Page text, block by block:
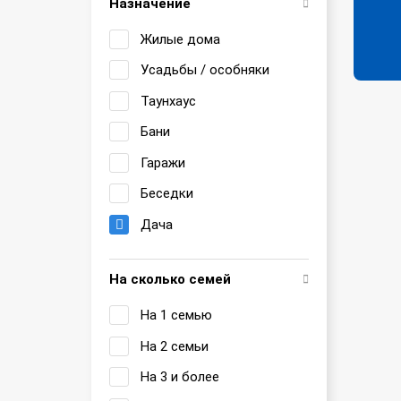
Жилые дома
Усадьбы / особняки
Таунхаус
Бани
Гаражи
Беседки
Дача
На сколько семей
На 1 семью
На 2 семьи
На 3 и более